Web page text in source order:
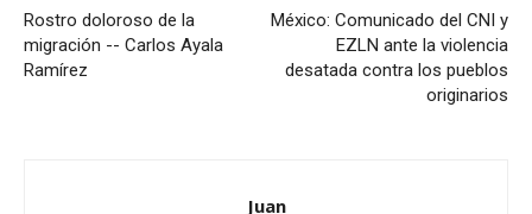
Rostro doloroso de la
migración -- Carlos Ayala
Ramírez
México: Comunicado del CNI y
EZLN ante la violencia
desatada contra los pueblos
originarios
Juan